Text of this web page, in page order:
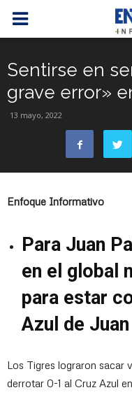
Sentirse en
grave error»
13 mayo, 2022
Enfoque Informativo
Para Juan
en el global
para estar
Azul de
Los Tigres lograron sacar
derrotar 0-1 al Cruz Azul